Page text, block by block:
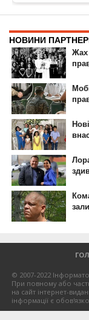
© 2007-2022
При повному або
на сайт інтернет-
інформації є